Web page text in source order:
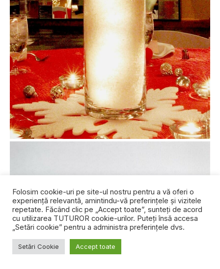
Folosim cookie-uri pe site-ul nostru pentru a vă oferi o
experiență relevantă, amintindu-vă preferințele și vizitele
repetate. Făcând clic pe „Accept toate”, sunteți de acord
cu utilizarea TUTUROR cookie-urilor. Puteți însă accesa
„Setări cookie” pentru a administra preferințele dvs.
Setări Cookie Accept toate